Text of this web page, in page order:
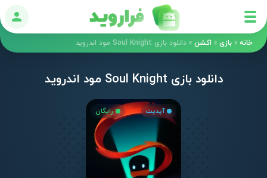
ورود
خانه » بازی » اکشن » دانلود بازی Soul Knight مود اندروید
دانلود بازی Soul Knight مود اندروید
آپدیت رایگان